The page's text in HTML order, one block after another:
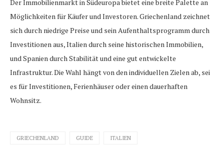
Der Immobilienmarkt in Südeuropa bietet eine breite Palette an
Möglichkeiten für Käufer und Investoren. Griechenland zeichnet
sich durch niedrige Preise und sein Aufenthaltsprogramm durch
Investitionen aus, Italien durch seine historischen Immobilien,
und Spanien durch Stabilität und eine gut entwickelte
Infrastruktur. Die Wahl hängt von den individuellen Zielen ab, sei
es für Investitionen, Ferienhäuser oder einen dauerhaften
Wohnsitz.
GRIECHENLAND GUIDE ITALIEN